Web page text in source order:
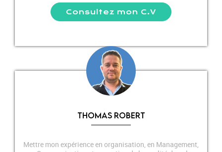
Consultez mon C.V
THOMAS ROBERT
Mettre mon expérience en organisation, en Management,